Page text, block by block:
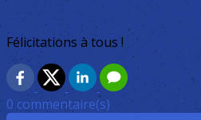
Félicitations à tous !
0 commentaire(s)